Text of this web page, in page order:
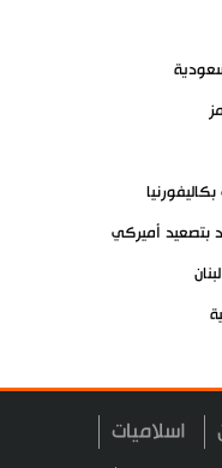
بتصعيد أميركي
ومحافظ كربلاء
اسلاميات